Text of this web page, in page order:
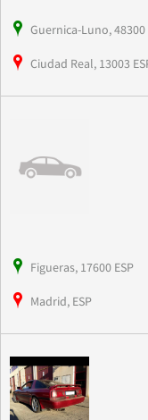
Guernica-Luno, 48300
Ciudad Real, 13003
Figueras, 17600 ESP
Madrid, ESP